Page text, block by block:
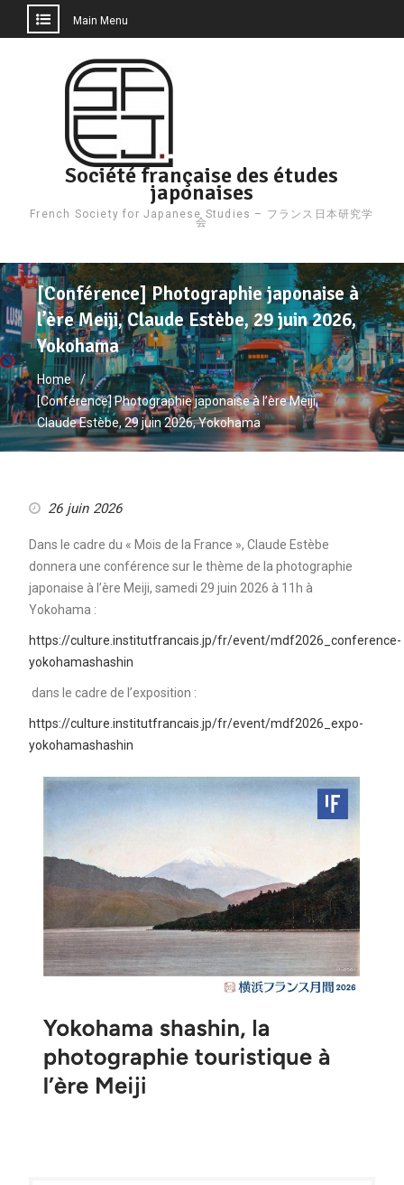
Main Menu
Société française des études
japonaises
French Society for Japanese Studies – フランス日本研究学
会
[Conférence] Photographie japonaise à
l’ère Meiji, Claude Estèbe, 29 juin 2026,
Yokohama
Home
[Conférence] Photographie japonaise à l’ère Meiji,
Claude Estèbe, 29 juin 2026, Yokohama
26 juin 2026
Dans le cadre du « Mois de la France », Claude Estèbe
donnera une conférence sur le thème de la photographie
japonaise à l’ère Meiji, samedi 29 juin 2026 à 11h à
Yokohama :
https://culture.institutfrancais.jp/fr/event/mdf2026_conference-
yokohamashashin
dans le cadre de l’exposition :
https://culture.institutfrancais.jp/fr/event/mdf2026_expo-
yokohamashashin